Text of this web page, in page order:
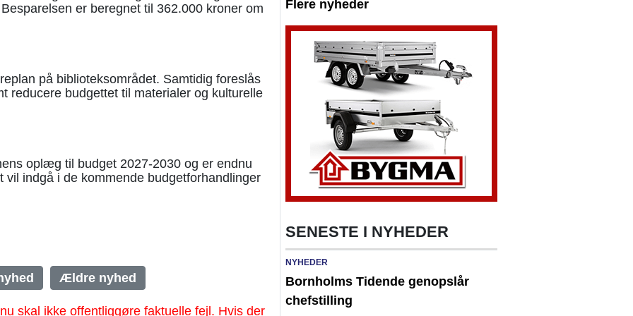
er beregnet til 362.000 kroner om
på biblioteksområdet. Samtidig foreslås
reducere budgettet til materialer og kulturelle
oplæg til budget 2027-2030 og er endnu
vil indgå i de kommende budgetforhandlinger
Ældre nyhed
skal ikke offentliggøre faktuelle fejl. Hvis der
Flere nyheder
SENESTE I NYHEDER
NYHEDER
Bornholms Tidende genopslår
chefstilling